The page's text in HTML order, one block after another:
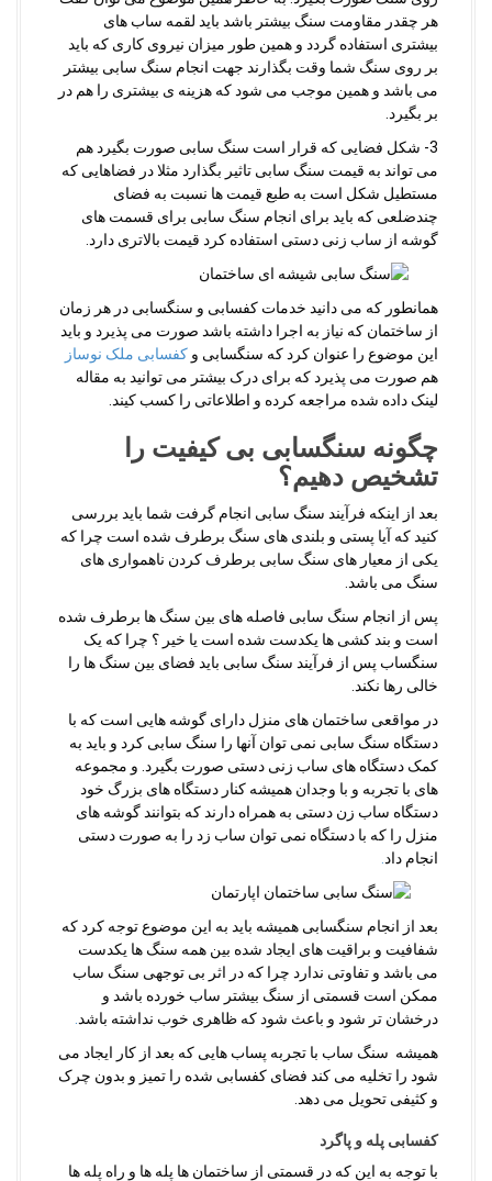
هر چقدر مقاومت سنگ بیشتر باشد باید لقمه ساب های
بیشتری استفاده گردد و همین طور میزان نیروی کاری که باید
بر روی سنگ شما وقت بگذارند جهت انجام سنگ سابی بیشتر
می باشد و همین موجب می شود که هزینه ی بیشتری را هم در
بر بگیرد.
3- شکل فضایی که قرار است سنگ سابی صورت بگیرد هم
می تواند به قیمت سنگ سابی تاثیر بگذارد مثلا در فضاهایی که
مستطیل شکل است به طبع قیمت ها نسبت به فضای
چندضلعی که باید برای انجام سنگ سابی برای قسمت های
گوشه از ساب زنی دستی استفاده کرد قیمت بالاتری دارد.
همانطور که می دانید خدمات کفسابی و سنگسابی در هر زمان
از ساختمان که نیاز به اجرا داشته باشد صورت می پذیرد و باید
این موضوع را عنوان کرد که سنگسابی و کفسابی ملک نوساز
هم صورت می پذیرد که برای درک بیشتر می توانید به مقاله
لینک داده شده مراجعه کرده و اطلاعاتی را کسب کیند.
چگونه سنگسابی بی کیفیت را
تشخیص دهیم؟
بعد از اینکه فرآیند سنگ سابی انجام گرفت شما باید بررسی
کنید که آیا پستی و بلندی های سنگ برطرف شده است چرا که
یکی از معیار های سنگ سابی برطرف کردن ناهمواری های
سنگ می باشد.
پس از انجام سنگ سابی فاصله های بین سنگ ها برطرف شده
است و بند کشی ها یکدست شده است یا خیر ؟ چرا که یک
سنگساب پس از فرآیند سنگ سابی باید فضای بین سنگ ها را
خالی رها نکند.
در مواقعی ساختمان های منزل دارای گوشه هایی است که با
دستگاه سنگ سابی نمی توان آنها را سنگ سابی کرد و باید به
کمک دستگاه های ساب زنی دستی صورت بگیرد. و مجموعه
های با تجربه و با وجدان همیشه کنار دستگاه های بزرگ خود
دستگاه ساب زن دستی به همراه دارند که بتوانند گوشه های
منزل را که با دستگاه نمی توان ساب زد را به صورت دستی
انجام داد
بعد از انجام سنگسابی همیشه باید به این موضوع توجه کرد که
شفافیت و براقیت های ایجاد شده بین همه سنگ ها یکدست
می باشد و تفاوتی ندارد چرا که در اثر بی توجهی سنگ ساب
ممکن است قسمتی از سنگ بیشتر ساب خورده باشد و
درخشان تر شود و باعث شود که ظاهری خوب نداشته باشد
همیشه سنگ ساب با تجربه پساب هایی که بعد از کار ایجاد می
شود را تخلیه می کند فضای کفسابی شده را تمیز و بدون چرک
و کثیفی تحویل می دهد.
کفسابی پله و پاگرد
با توجه به این که در قسمتی از ساختمان ها پله ها و راه پله ها